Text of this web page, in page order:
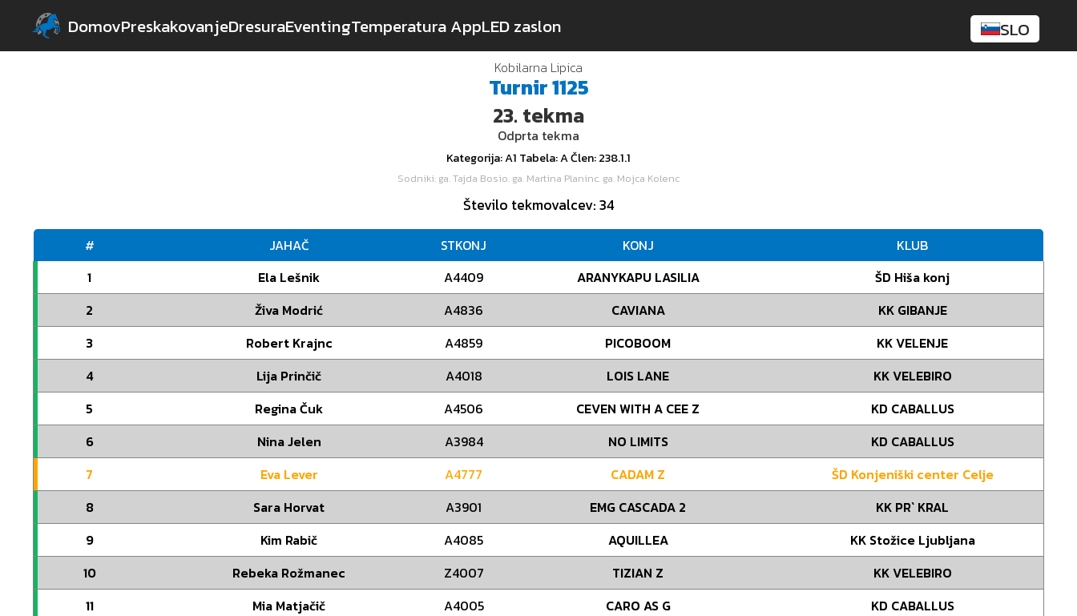
DomovPreskakovanjeDresuraEventingTemperatura AppLED zaslon SLO
Kobilarna Lipica
Turnir1125
23. tekma
Odprta tekma
Kategorija: A1 Tabela: AČlen: 238.1.1
Sodniki: ga. Tajda Bosio. ga. Martina Planinc. ga. Mojca Kolenc
Število tekmovalcev: 34
# JAHAČ STKONJ KONJ
KLUB
1
Ela Lešnik A4409 ARANYKAPU LASILIA
ŠD Hiša konj
2
Živa Modrić A4836 CAVIANA
KK GIBANJE
3
Robert Krajnc A4859 PICOBOOM
KK VELENJE
4
Lija Prinčič A4018 LOIS LANE
KK VELEBIRO
5
Regina Čuk A4506 CEVEN WITH A CEE Z
KD CABALLUS
6
Nina Jelen A3984 NO LIMITS
KD CABALLUS
7
Eva Lever A4777 CADAM Z
ŠD Konjeniški center Celje
8
Sara Horvat A3901 EMG CASCADA 2
KK PR` KRAL
9
Kim Rabič A4085 AQUILLEA
KK Stožice Ljubljana
10
Rebeka Rožmanec Z4007 TIZIAN Z
KK VELEBIRO
11
Mia Matjačič A4005 CARO AS G
KD CABALLUS